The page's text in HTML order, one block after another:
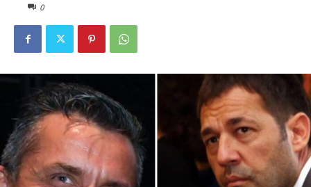
0